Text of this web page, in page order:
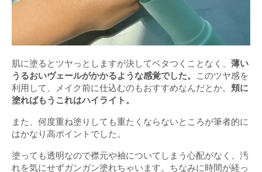
肌に塗るとツヤっとしますが決してベタつくことなく、 薄い
うるおいヴェールがかかるような感覚でした。
このツヤ感を
利用して、メイク前に仕込むのもおすすめなんだとか。 頬に
塗ればもうこれはハイライト。
また、何度重ね塗りしても重たくならないところが筆者的に
はかなり高ポイントでした。
塗っても透明なので襟元や袖についてしまう心配がなく、汚
れを気にせずガンガン塗れちゃいます。ちなみに時間が経っ